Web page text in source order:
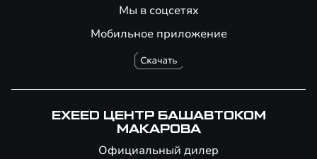
Мобильное приложение
Мы в соцсетях
EXEED ЦЕНТР БАШАВТОКОМ
МАКАРОВА
Официальный дилер